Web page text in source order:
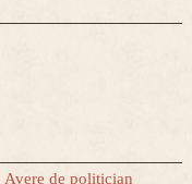
Avere de politician